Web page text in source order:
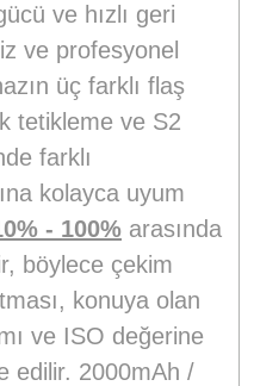
ve hızlı geri
ve profesyonel
üç farklı flaş
tetikleme ve S2
farklı
kolayca uyum
- 100% arasında
böylece çekim
konuya olan
ve ISO değerine
edilir. 2000mAh /